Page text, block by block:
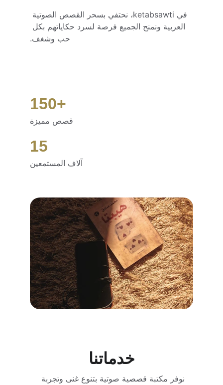
في ketabsawti، نحتفي بسحر القصص الصوتية
العربية ونمنح الجميع فرصة لسرد حكاياتهم بكل
حب وشغف.
150+
15
آلاف المستمعين
قصص مميزة
خدماتنا
نوفر مكتبة قصصية صوتية بتنوع غنى وتجربة